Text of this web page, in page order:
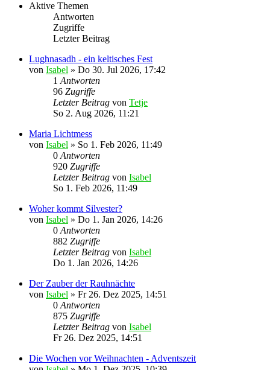
Aktive Themen
Antworten
Zugriffe
Letzter Beitrag
Lughnasadh - ein keltisches Fest
von Isabel » Do 30. Jul 2026, 17:42
1Antworten
96 Zugriffe
Letzter Beitrag von Tetje
So 2. Aug 2026, 11:21
Maria Lichtmess
von Isabel » So 1. Feb 2026, 11:49
0Antworten
920 Zugriffe
Letzter Beitrag von Isabel
So 1. Feb 2026, 11:49
Woher kommt Silvester?
von Isabel » Do 1. Jan 2026, 14:26
0Antworten
882 Zugriffe
Letzter Beitrag von Isabel
Do 1. Jan 2026, 14:26
Der Zauber der Rauhnächte
von Isabel » Fr 26. Dez 2025, 14:51
0Antworten
875 Zugriffe
Letzter Beitrag von Isabel
Fr 26. Dez 2025, 14:51
Die Wochen vor Weihnachten - Adventszeit